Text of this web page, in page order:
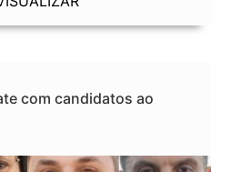
com candidatos ao